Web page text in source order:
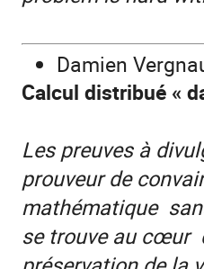
Damien
Calcul distribué «
Les preuves à
prouveur de
mathématique
se trouve au cœur